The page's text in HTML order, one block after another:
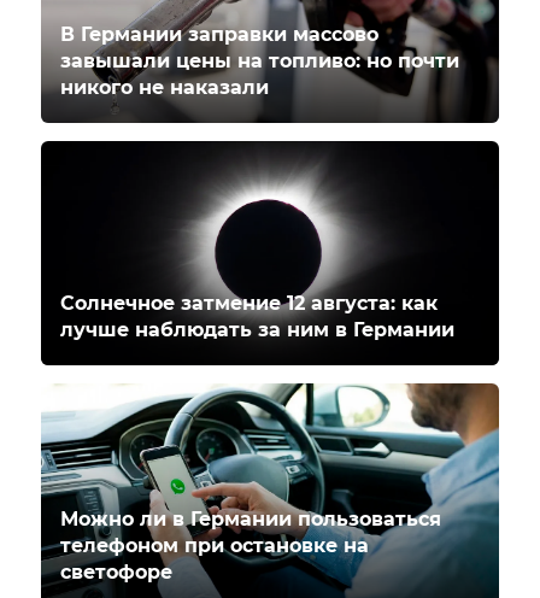
В Германии заправки массово
завышали цены на топливо: но почти
никого не наказали
Солнечное затмение 12 августа: как
лучше наблюдать за ним в Германии
Можно ли в Германии пользоваться
телефоном при остановке на
светофоре